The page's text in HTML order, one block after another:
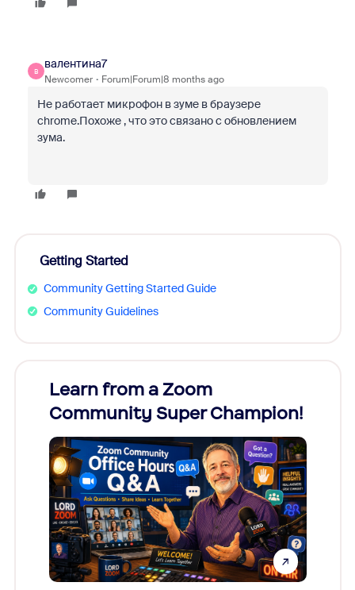
В
валентина7
Newcomer Forum|Forum|8 months ago
Не работает микрофон в зуме в браузере
chrome.Похоже , что это связано с обновлением
зума.
Getting Started
Community Getting Started Guide
Community Guidelines
Learn from a Zoom
Community Super Champion!